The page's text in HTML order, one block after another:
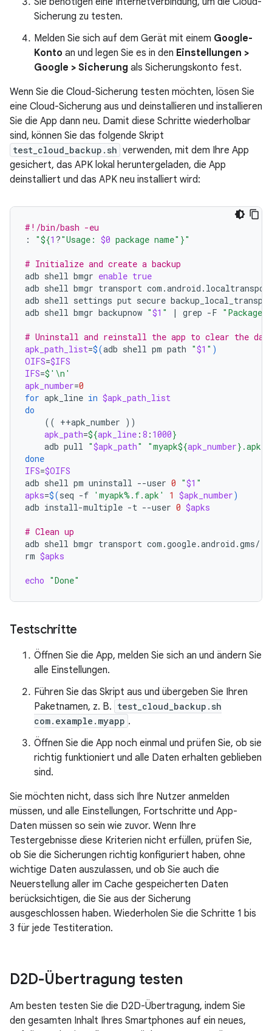
Sicherung zu testen.
Melden Sie sich auf dem Gerät mit einem Google-
Konto an und legen Sie es in den Einstellungen >
Google > Sicherung als Sicherungskonto fest.
Wenn Sie die Cloud-Sicherung testen möchten, lösen Sie
eine Cloud-Sicherung aus und deinstallieren und installieren
Sie die App dann neu. Damit diese Schritte wiederholbar
sind, können Sie das folgende Skript
test_cloud_backup.sh verwenden, mit dem Ihre App
gesichert, das APK lokal heruntergeladen, die App
deinstalliert und das APK neu installiert wird:
#!/bin/bash -eu
:
"${1 ?"Usage: $0 package name" }"
# Initialize and create a backup
adb shell bmgr enable true
adb shell bmgr transport
adb shell settings put secure
adb shell bmgr backupnow "$1 " | grep -F "Package
# Uninstall and reinstall the app to clear the
apk_path_list=$(adb shell pm path "$1 " )
OIFS=$IFS
IFS=$'\n'
apk_number=0
for apk_line in $apk_path_list
do
(( ++apk_number ))
apk_path=${apk_line : 8 : 1000}
adb pull "$apk_path" "myapk${apk_number} .apk"
done
IFS=$OIFS
adb shell pm uninstall --user 0 "$1 "
apks=$(seq -f 'myapk%.f.apk' 1 $apk_number)
adb install-multiple -t --user 0 $apks
# Clean up
adb shell bmgr transport com.google.android.gms/
rm $apks
echo "Done"
Testschritte
Öffnen Sie die App, melden Sie sich an und ändern Sie
alle Einstellungen.
Führen Sie das Skript aus und übergeben Sie Ihren
Paketnamen, z. B. test_cloud_backup.sh
com.example.myapp .
Öffnen Sie die App noch einmal und prüfen Sie, ob sie
richtig funktioniert und alle Daten erhalten geblieben
sind.
Sie möchten nicht, dass sich Ihre Nutzer anmelden
müssen, und alle Einstellungen, Fortschritte und App-
Daten müssen so sein wie zuvor. Wenn Ihre
Testergebnisse diese Kriterien nicht erfüllen, prüfen Sie,
ob Sie die Sicherungen richtig konfiguriert haben, ohne
wichtige Daten auszulassen, und ob Sie auch die
Neuerstellung aller im Cache gespeicherten Daten
berücksichtigen, die Sie aus der Sicherung
ausgeschlossen haben. Wiederholen Sie die Schritte 1 bis
3 für jede Testiteration.
D2D-Übertragung testen
Am besten testen Sie die D2D-Übertragung, indem Sie
den gesamten Inhalt Ihres Smartphones auf ein neues,